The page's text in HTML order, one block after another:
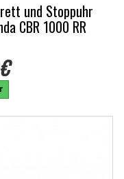
und Stoppuhr
CBR 1000 RR